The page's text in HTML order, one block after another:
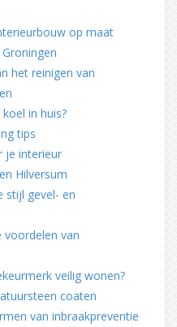
op maat
het reinigen van
in huis?
tips
je interieur
Hilversum
stijl gevel- en
van
veilig wonen?
coaten
van inbraakpreventie